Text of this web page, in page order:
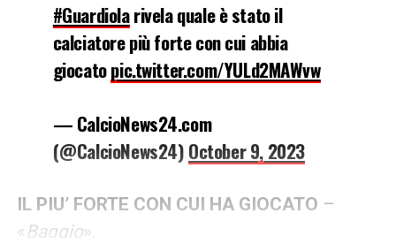
#Guardiolarivela quale è stato il
calciatore più forte con cui abbia
giocatopic.twitter.com/YULd2MAWvw
— CalcioNews24.com
(@CalcioNews24)October 9, 2023
IL PIU’ FORTE CON CUI HA GIOCATO –
« Baggio».